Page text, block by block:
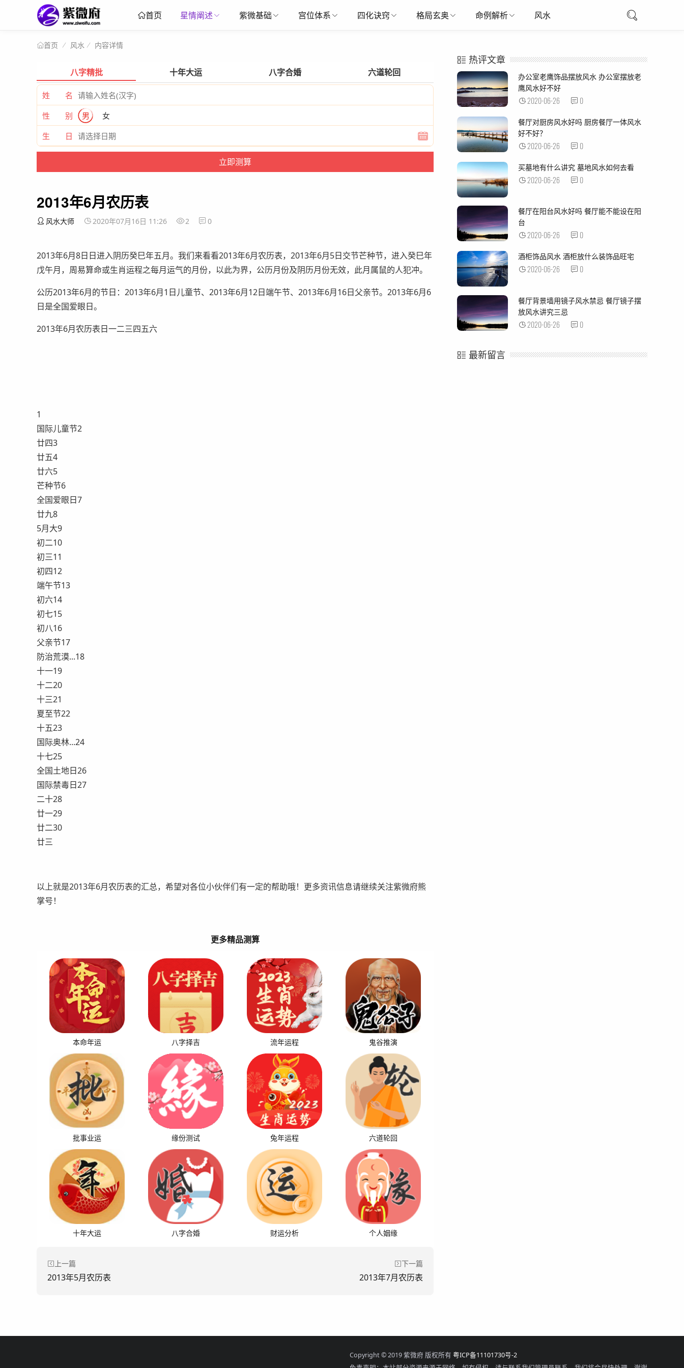
首页 星情阐述 紫微基础 宫位体系 四化诀窍 格局玄奥 命例解析 风水
首页 风水 内容详情
八字精批 十年大运 八字合婚 六道轮回
姓 名
性 别
男
女
生 日
2013年6月农历表
风水大师 2020年07月16日 11:26 2 0
2013年6月8日日进入阴历癸巳年五月。我们来看看2013年6月农历表，2013年6月5日交节芒种节，进入癸巳年
戊午月，周易算命或生肖运程之每月运气的月份，以此为界，公历月份及阴历月份无效，此月属鼠的人犯冲。
公历2013年6月的节日：2013年6月1日儿童节、2013年6月12日端午节、2013年6月16日父亲节。2013年6月6
日是全国爱眼日。
2013年6月农历表日一二三四五六
1
国际儿童节2
廿四3
廿五4
廿六5
芒种节6
全国爱眼日7
廿九8
5月大9
初二10
初三11
初四12
端午节13
初六14
初七15
初八16
父亲节17
防治荒漠...18
十一19
十二20
十三21
夏至节22
十五23
国际奥林...24
十七25
全国土地日26
国际禁毒日27
二十28
廿一29
廿二30
廿三
以上就是2013年6月农历表的汇总，希望对各位小伙伴们有一定的帮助哦！更多资讯信息请继续关注紫微府熊
掌号！
更多精品测算
本命年运 八字择吉 流年运程 鬼谷推演
批事业运 缘份测试 兔年运程 六道轮回
十年大运 八字合婚 财运分析 个人姻缘
上一篇
2013年5月农历表
下一篇
2013年7月农历表
热评文章
办公室老鹰饰品摆放风水 办公室摆放老
鹰风水好不好
2020-06-26 0
餐厅对厨房风水好吗 厨房餐厅一体风水
好不好？
2020-06-26 0
买墓地有什么讲究 墓地风水如何去看
2020-06-26 0
餐厅在阳台风水好吗 餐厅能不能设在阳
台
2020-06-26 0
酒柜饰品风水 酒柜放什么装饰品旺宅
2020-06-26 0
餐厅背景墙用镜子风水禁忌 餐厅镜子摆
放风水讲究三忌
2020-06-26 0
最新留言
Copyright © 2019 紫微府 版权所有 粤ICP备11101730号-2